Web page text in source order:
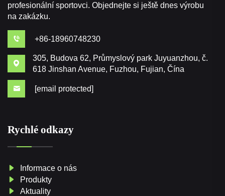
profesionální sportovci. Objednejte si ještě dnes výrobu
na zakázku.
+86-18960748230
305, Budova 62, Průmyslový park Juyuanzhou, č.
618 Jinshan Avenue, Fuzhou, Fujian, Čína
[email protected]
Rychlé odkazy
Informace o nás
Produkty
Aktuality